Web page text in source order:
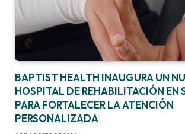
BAPTIST HEALTH INAUGURA UN
HOSPITAL DE REHABILITACIÓN EN
PARA FORTALECER LA ATENCIÓN
PERSONALIZADA